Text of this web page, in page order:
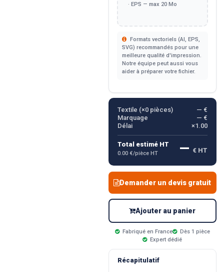
· EPS — max 20 Mo
Formats vectoriels (AI, EPS,
SVG) recommandés pour une
meilleure qualité d'impression.
Notre équipe peut aussi vous
aider à préparer votre fichier.
Textile (×0pièces)
— €
Marquage
— €
Délai
×1.00
Total estimé HT
0.00 €/pièce HT — € HT
Demander un devis gratuit
Ajouter au panier
Fabriqué en France
Dès 1 pièce
Expert dédié
Récapitulatif